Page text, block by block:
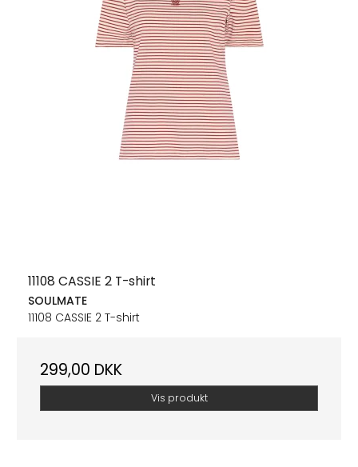
11108 CASSIE 2 T-shirt
SOULMATE
11108 CASSIE 2 T-shirt
299,00 DKK
Vis produkt